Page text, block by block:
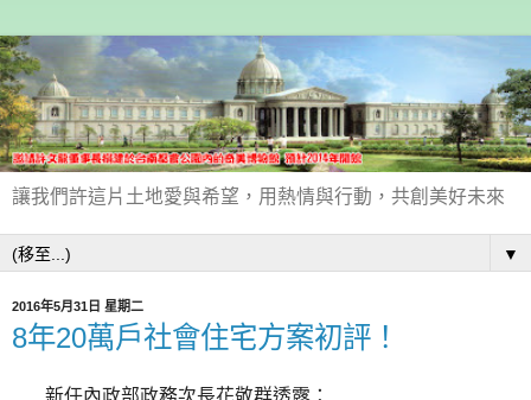
讓我們許這片土地愛與希望，用熱情與行動，共創美好未來
▼
2016年5月31日 星期二
8年20萬戶社會住宅方案初評！